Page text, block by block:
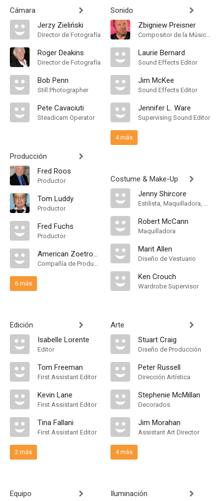
Cámara
Jerzy Zieliński
Director de Fotografía
Roger Deakins
Director de Fotografía
Bob Penn
Still Photographer
Pete Cavaciuti
Steadicam Operator
Producción
Fred Roos
Productor
Tom Luddy
Productor
Fred Fuchs
Productor
American Zoetrope
Compañía de Produccion
6 más
Edición
Isabelle Lorente
Editor
Tom Freeman
First Assistant Editor
Kevin Lane
First Assistant Editor
Tina Fallani
First Assistant Editor
2 más
Equipo
Sonido
Zbigniew Preisner
Compositor de la Música Original
Laurie Bernard
Sound Effects Editor
Jim McKee
Sound Effects Editor
Jennifer L. Ware
Supervising Sound Editor
4 más
Costume & Make-Up
Jenny Shircore
Estilista, Maquilladora, Jefe Departamento de Maquillaje
Robert McCann
Maquilladora
Marit Allen
Diseño de Vestuario
Ken Crouch
Wardrobe Supervisor
Arte
Stuart Craig
Diseño de Producción
Peter Russell
Dirección Artística
Stephenie McMillan
Decorados
Jim Morahan
Assistant Art Director
4 más
Iluminación